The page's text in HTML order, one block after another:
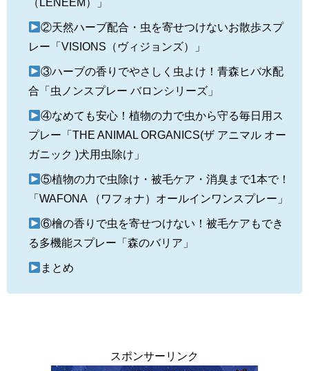
（LENEEM）」
②天然ハーブ配合・虫を寄せつけないお散歩スプ
レー「VISIONS（ヴィジョンズ）」
③ハーブの香りでやさしく虫よけ！青森ヒバ水配
合「虫ノンスプレー バロンシリーズ」
④なめても安心！植物の力で虫から守る毎日用ス
プレー「THE ANIMAL ORGANICS(ザ アニマル オー
ガニック )犬用虫除け」
⑤植物の力で虫除け・被毛ケア・消臭まで1本で！
「WAFONA （ワフォナ）オールインワンスプレー」
⑥檜の香りで虫を寄せつけない！被毛ケアもでき
る多機能スプレー「森のバリア」
まとめ
スポンサーリンク